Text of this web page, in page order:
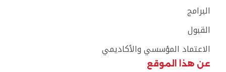
البرامج
القبول
الاعتماد المؤسسي والأكاديمي
عن هذا الموقع